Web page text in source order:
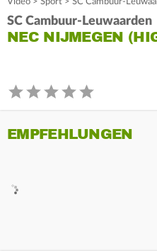
SC Cambuur-Leuwaarden
NEC NIJMEGEN
EMPFEHLUNGEN